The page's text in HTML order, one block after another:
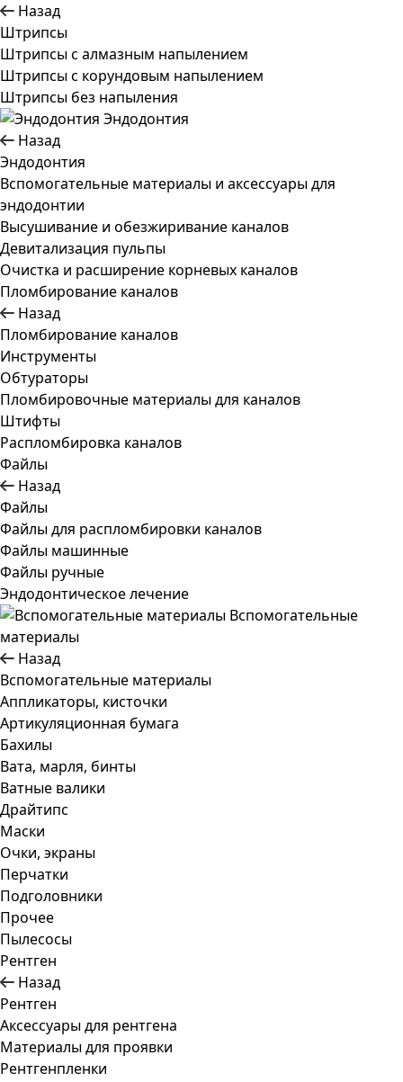
Назад
Штрипсы
Штрипсы c алмазным напылением
Штрипсы c корундовым напылением
Штрипсы без напыления
Эндодонтия
Назад
Эндодонтия
Вспомогательные материалы и аксессуары для
эндодонтии
Высушивание и обезжиривание каналов
Девитализация пульпы
Очистка и расширение корневых каналов
Пломбирование каналов
Назад
Пломбирование каналов
Инструменты
Обтураторы
Пломбировочные материалы для каналов
Штифты
Распломбировка каналов
Файлы
Назад
Файлы
Файлы для распломбировки каналов
Файлы машинные
Файлы ручные
Эндодонтическое лечение
Вспомогательные
материалы
Назад
Вспомогательные материалы
Аппликаторы, кисточки
Артикуляционная бумага
Бахилы
Вата, марля, бинты
Ватные валики
Драйтипс
Маски
Очки, экраны
Перчатки
Подголовники
Прочее
Пылесосы
Рентген
Назад
Рентген
Аксессуары для рентгена
Материалы для проявки
Рентгенпленки